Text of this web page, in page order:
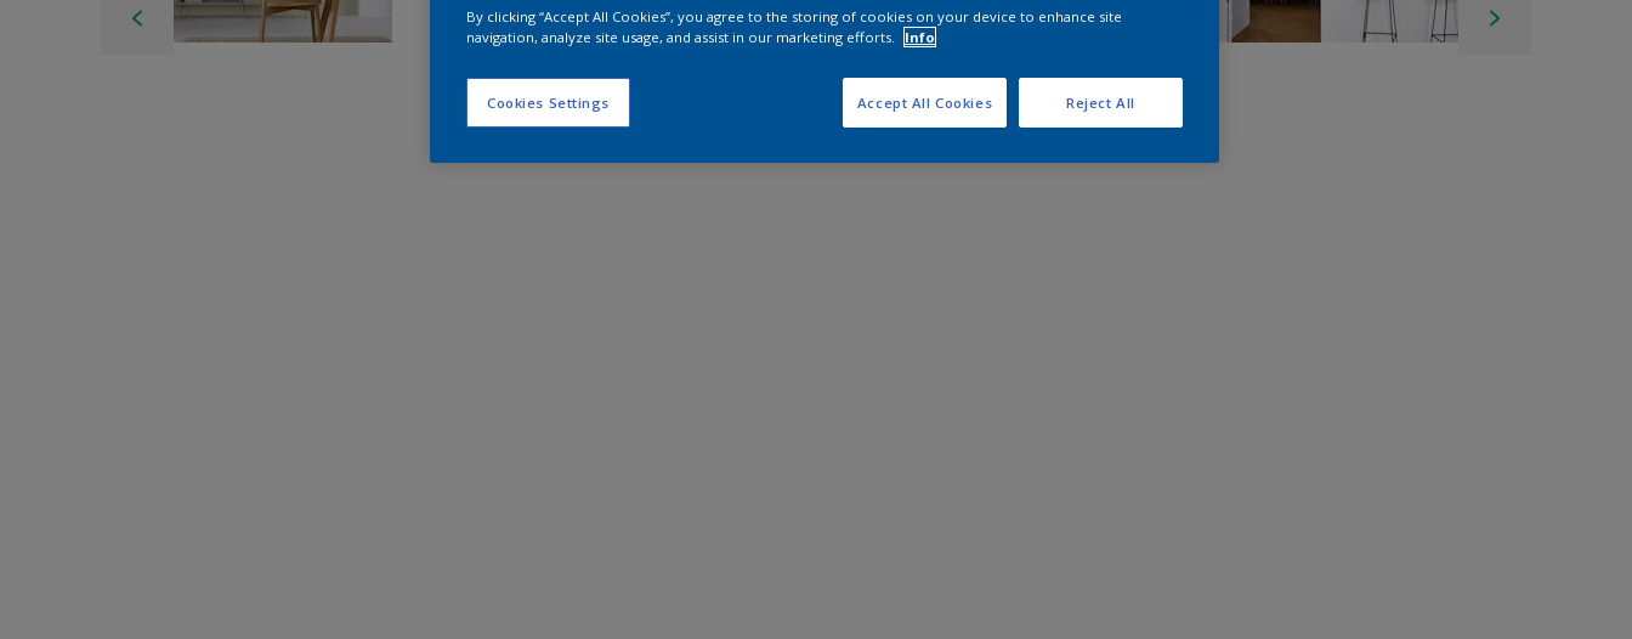
By clicking “Accept All Cookies”, you agree to the storing of cookies on your device to enhance site
navigation, analyze site usage, and assist in our marketing efforts.
Info
Cookies Settings Reject All
Accept All Cookies